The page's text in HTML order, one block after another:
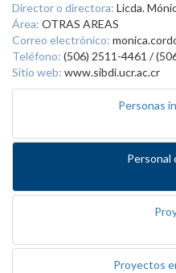
Director o directora: Licda.
Área: OTRAS AREAS
Correo electrónico:
Teléfono: (506) 2511-4461 /
Sitio web: www.sibdi.ucr.ac.cr
Personas
Personal
Proyectos